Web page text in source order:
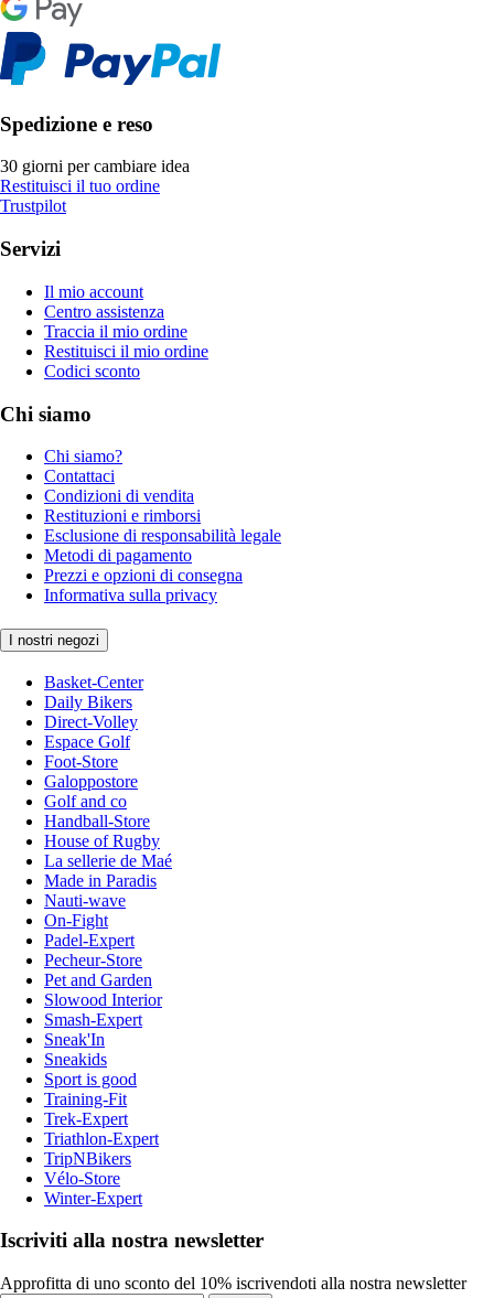
Spedizione e reso
30 giorni per cambiare idea
Restituisci il tuo ordine
Trustpilot
Servizi
Il mio account
Centro assistenza
Traccia il mio ordine
Restituisci il mio ordine
Codici sconto
Chi siamo
Chi siamo?
Contattaci
Condizioni di vendita
Restituzioni e rimborsi
Esclusione di responsabilità legale
Metodi di pagamento
Prezzi e opzioni di consegna
Informativa sulla privacy
I nostri negozi
Basket-Center
Daily Bikers
Direct-Volley
Espace Golf
Foot-Store
Galoppostore
Golf and co
Handball-Store
House of Rugby
La sellerie de Maé
Made in Paradis
Nauti-wave
On-Fight
Padel-Expert
Pecheur-Store
Pet and Garden
Slowood Interior
Smash-Expert
Sneak'In
Sneakids
Sport is good
Training-Fit
Trek-Expert
Triathlon-Expert
TripNBikers
Vélo-Store
Winter-Expert
Iscriviti alla nostra newsletter
Approfitta di uno sconto del 10% iscrivendoti alla nostra newsletter